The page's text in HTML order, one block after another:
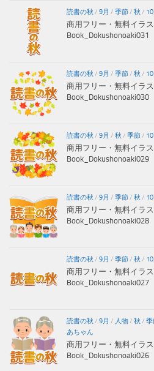
読書の秋 / 9月 / 季節/ 秋 / 10
商用フリー・無料イラ
Book_Dokushonoaki031
読書の秋 / 9月 / 季節/ 秋 / 10
商用フリー・無料イラ
Book_Dokushonoaki030
読書の秋 / 9月 / 秋 / 季節/ 10
商用フリー・無料イラ
Book_Dokushonoaki029
読書の秋 / 9月 / 季節/ 秋 / 10
商用フリー・無料イラ
Book_Dokushonoaki028
読書の秋 / 9月 / 季節/ 秋 / 10
商用フリー・無料イラ
Book_Dokushonoaki027
読書の秋 / 9月 / 人物/ 秋 / 季
あちゃん
商用フリー・無料イラ
Book_Dokushonoaki026